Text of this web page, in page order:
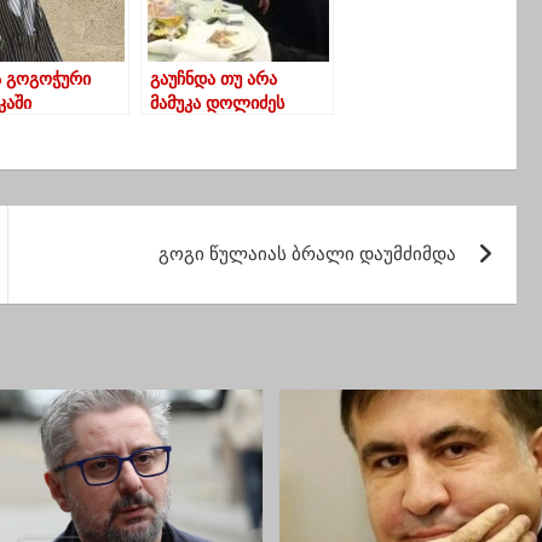
გოგოჭური
გაუჩნდა თუ არა
მამუკა დოლიძეს
გოგი წულაიას ბრალი დაუმძიმდა